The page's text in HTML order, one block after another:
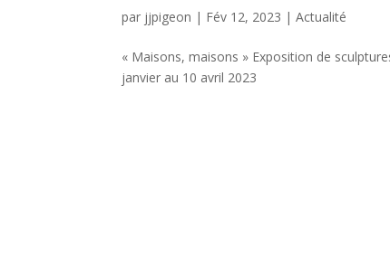
par jjpigeon | Fév 12, 2023 |Actualité
« Maisons, maisons » Exposition de
janvier au 10 avril 2023